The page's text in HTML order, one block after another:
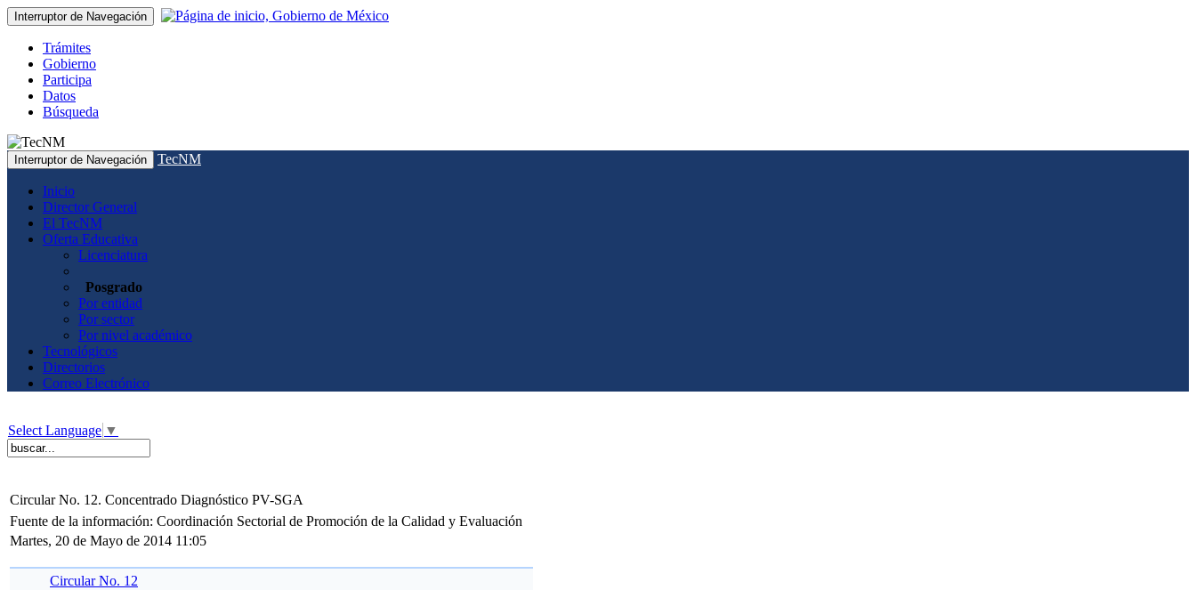
Interruptor de Navegación
Trámites
Gobierno
Participa
Datos
Búsqueda
Interruptor de Navegación TecNM
Inicio
Director General
El TecNM
Oferta Educativa
Licenciatura
Posgrado
Por entidad
Por sector
Por nivel académico
Tecnológicos
Directorios
Correo Electrónico
Select Language ▼
Circular No. 12. Concentrado Diagnóstico PV-SGA
Fuente de la información: Coordinación Sectorial de Promoción de la Calidad y Evaluación
Martes, 20 de Mayo de 2014 11:05
Circular No. 12